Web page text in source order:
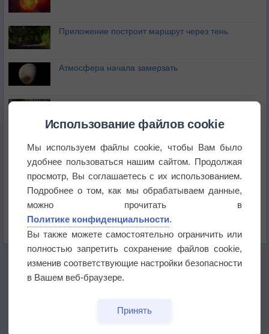
Приложение построит маршрут через тень
Атмосфера начала замерзать
В Приморье обнаружены морские волны тепла
бабочек
Погода в Екатеринбурге 6 августа
Погода в Краснодаре 6 августа
Использование файлов cookie
Мы используем файлы cookie, чтобы Вам было
удобнее пользоваться нашим сайтом. Продолжая
просмотр, Вы соглашаетесь с их использованием.
Подробнее о том, как мы обрабатываем данные,
можно прочитать в
Политике конфиденциальности.
Вы также можете самостоятельно ограничить или
полностью запретить сохранение файлов cookie,
изменив соответствующие настройки безопасности
в Вашем веб-браузере.
Принять